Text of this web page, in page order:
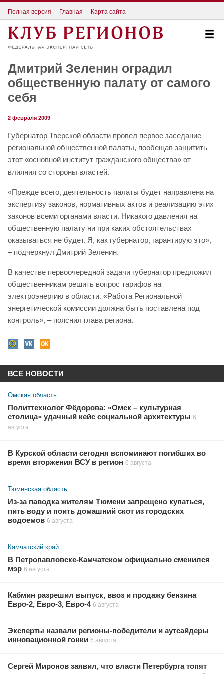
Полная версия Главная Карта сайта
Дмитрий Зеленин оградил
общественную палату от самого
себя
2 февраля 2009
Губернатор Тверской области провел первое заседание
региональной общественной палаты, пообещав защитить
этот «основной институт гражданского общества» от
влияния со стороны властей.
«Прежде всего, деятельность палаты будет направлена на
экспертизу законов, нормативных актов и реализацию этих
законов всеми органами власти. Никакого давления на
общественную палату ни при каких обстоятельствах
оказываться не будет. Я, как губернатор, гарантирую это»,
– подчеркнул Дмитрий Зеленин.
В качестве первоочередной задачи губернатор предложил
общественникам решить вопрос тарифов на
электроэнергию в области. «Работа Региональной
энергетической комиссии должна быть поставлена под
контроль», – пояснил глава региона.
ВСЕ НОВОСТИ
Омская область
Политтехнолог Фёдорова: «Омск – культурная
столица» удачный кейс социальной архитектуры 6
августа
В Курской области сегодня вспоминают погибших во
время вторжения ВСУ в регион 6 августа
Тюменская область
Из-за паводка жителям Тюмени запрещено купаться,
пить воду и поить домашний скот из городских
водоемов 6 августа
Камчатский край
В Петропавловске-Камчатском официально сменился
мэр 6 августа
Кабмин разрешил выпуск, ввоз и продажу бензина
Евро-2, Евро-3, Евро-4 6 августа
Эксперты назвали регионы-победители и аутсайдеры
инновационной гонки 6 августа
Сергей Миронов заявил, что власти Петербурга топят